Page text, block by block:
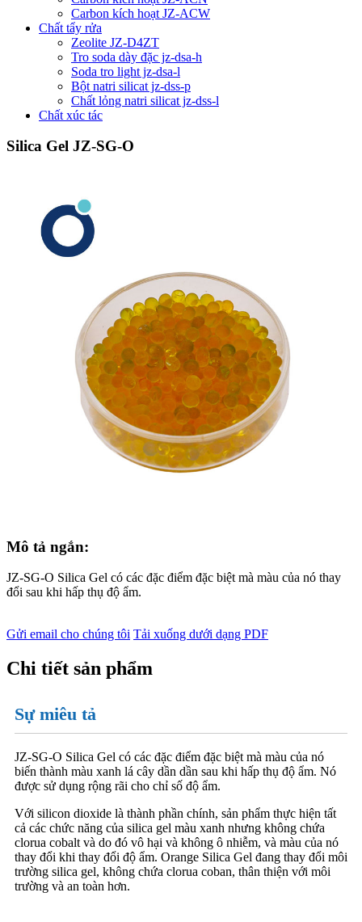
Carbon kích hoạt JZ-ACW
Chất tẩy rửa
Zeolite JZ-D4ZT
Tro soda dày đặc jz-dsa-h
Soda tro light jz-dsa-l
Bột natri silicat jz-dss-p
Chất lỏng natri silicat jz-dss-l
Chất xúc tác
Silica Gel JZ-SG-O
Mô tả ngắn:
JZ-SG-O Silica Gel có các đặc điểm đặc biệt mà màu của nó thay
đổi sau khi hấp thụ độ ẩm.
Gửi email cho chúng tôi Tải xuống dưới dạng PDF
Chi tiết sản phẩm
Sự miêu tả
JZ-SG-O Silica Gel có các đặc điểm đặc biệt mà màu của nó
biến thành màu xanh lá cây dần dần sau khi hấp thụ độ ẩm. Nó
được sử dụng rộng rãi cho chỉ số độ ẩm.
Với silicon dioxide là thành phần chính, sản phẩm thực hiện tất
cả các chức năng của silica gel màu xanh nhưng không chứa
clorua cobalt và do đó vô hại và không ô nhiễm, và màu của nó
thay đổi khi thay đổi độ ẩm. Orange Silica Gel đang thay đổi môi
trường silica gel, không chứa clorua coban, thân thiện với môi
trường và an toàn hơn.